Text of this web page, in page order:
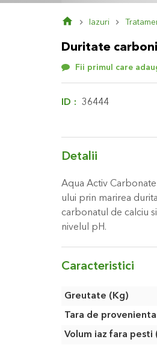
Iazuri
Duritate
Fii primul care
ID 36444
Detalii
Aqua Activ
ului prin marirea
carbonatul de calciu
nivelul pH.
Caracteristici
Caracteristici
Greutate (Kg)
Tara de provenienta
Volum iaz fara pesti